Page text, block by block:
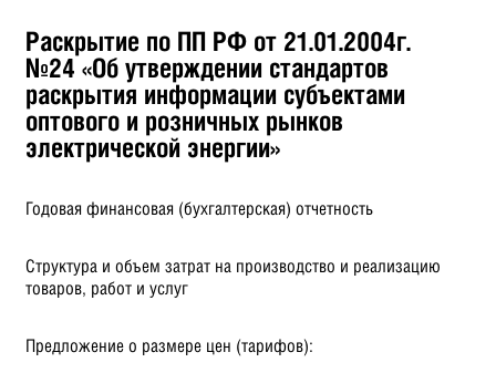
Раскрытие по ПП РФ от 21.01.2004г.
№24 «Об утверждении стандартов
раскрытия информации субъектами
оптового и розничных рынков
электрической энергии»
Годовая финансовая (бухгалтерская) отчетность
Структура и объем затрат на производство и реализацию
товаров, работ и услуг
Предложение о размере цен (тарифов):